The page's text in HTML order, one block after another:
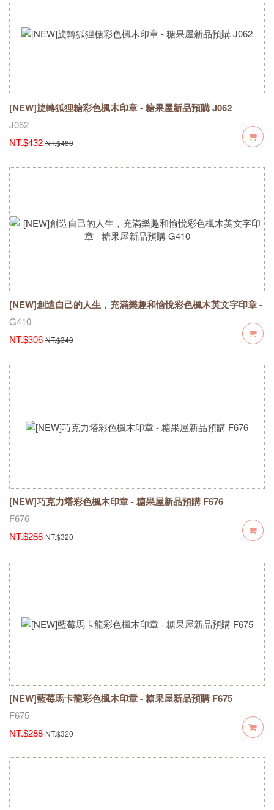
[NEW]旋轉狐狸糖彩色楓木印章 - 糖果屋新品預購 J062
J062
NT.$432 NT.$480
[NEW]創造自己的人生，充滿樂趣和愉悅彩色楓木英文字印章 -
糖果屋新品預購 G410
G410
NT.$306 NT.$340
[NEW]巧克力塔彩色楓木印章 - 糖果屋新品預購 F676
F676
NT.$288 NT.$320
[NEW]藍莓馬卡龍彩色楓木印章 - 糖果屋新品預購 F675
F675
NT.$288 NT.$320